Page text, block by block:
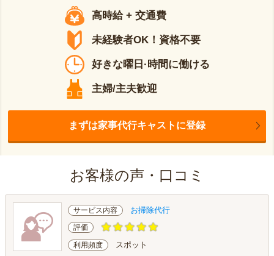
高時給 + 交通費
未経験者OK！資格不要
好きな曜日·時間に働ける
主婦/主夫歓迎
まずは家事代行キャストに登録
お客様の声・口コミ
サービス内容 お掃除代行
評価
利用頻度 スポット